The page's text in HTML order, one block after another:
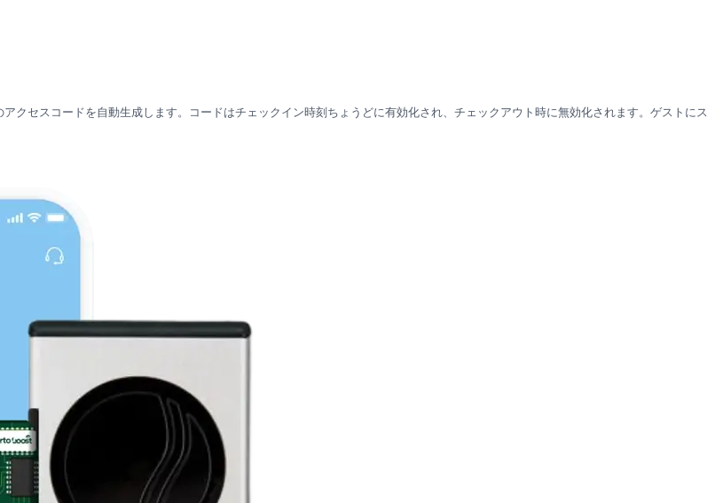
クセスコードを自動生成します。コードはチェックイン時刻ちょうどに有効化され、チェックアウト時に無効化されます。ゲストにス